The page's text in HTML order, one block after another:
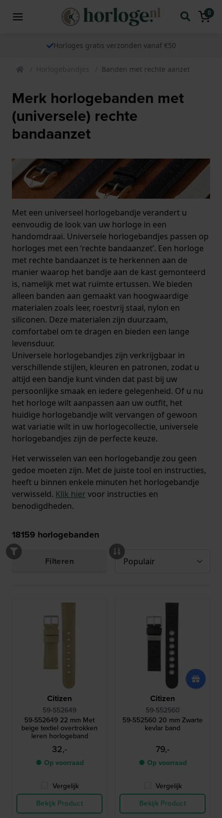
0
Horloges gratis verzonden vanaf €50
Horlogebandjes Banden met rechte aanzet
Merk horlogebanden met
(universele) rechte
bandaanzet
Met een universeel horlogebandje verandert u
eenvoudig de look van uw horloge in een
handomdraai. Universele horlogebandjes passen op
horloges met een ‘rechte bandaanzet’. Een horloge
met rechte bandaanzet is te herkennen aan de
manier waarop het bandje aan de kast gemonteerd
is, namelijk met wat ruimte ertussen. We bieden
alleen banden aan gemaakt van hoogwaardige
materialen zoals leer, roestvrij staal, nylon en
siliconen. Deze materialen zijn duurzaam,
comfortabel om te dragen en bieden een lange
levensduur.
Universele horlogebandjes zijn verkrijgbaar in
verschillende stijlen, kleuren en patronen, zodat u
altijd een bandje kunt vinden dat past bij uw
persoonlijke smaak en iedere gelegenheid. Of u nu
het horloge wilt aanpassen aan uw outfit, het
huidige horlogebandje wilt vervangen of gewoon
wat variatie wilt in uw horlogecollectie, universele
horlogebandjes zijn de perfecte keuze.
Het verwisselen van een horlogebandje zou geen
gedoe moeten zijn. Met de juiste tool en instructies,
heeft u binnen enkele minuten het horlogebandje
verwisseld. Klik hier voor instructies en
benodigdheden.
18159 horlogebanden
Filteren
Citizen
59-S52649
59-S52649 22 mm Met
beige textiel overtrokken
leren horlogeband
32,-
● Op voorraad
Vergelijk
Bekijk Product
Citizen
59-S52560
59-S52560 20 mm Zwarte
kevlar band
79,-
● Op voorraad
Vergelijk
Bekijk Product